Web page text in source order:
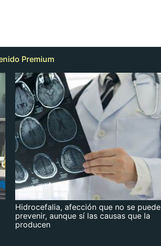
Premium
Hidrocefalia, afección que no se puede
prevenir, aunque sí las causas que la
producen